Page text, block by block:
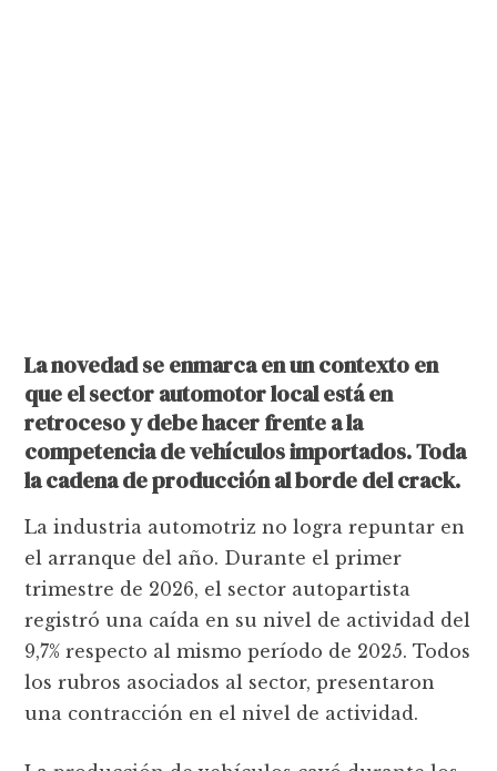
La novedad se enmarca en un contexto en
que el sector automotor local está en
retroceso y debe hacer frente a la
competencia de vehículos importados. Toda
la cadena de producción al borde del crack.
La industria automotriz no logra repuntar en
el arranque del año. Durante el primer
trimestre de 2026, el sector autopartista
registró una caída en su nivel de actividad del
9,7% respecto al mismo período de 2025. Todos
los rubros asociados al sector, presentaron
una contracción en el nivel de actividad.